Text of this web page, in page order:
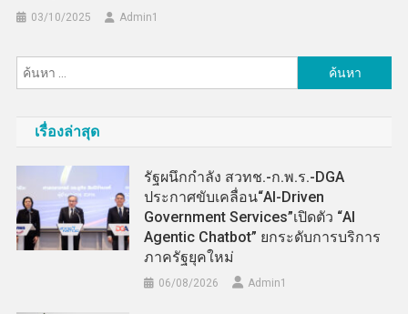
03/10/2025 Admin​1
สำหรับ:
เรื่องล่าสุด
รัฐผนึกกำลัง สวทช.-ก.พ.ร.-DGA
ประกาศขับเคลื่อน“AI-Driven
Government Services”เปิดตัว “AI
Agentic Chatbot” ยกระดับการบริการ
ภาครัฐยุคใหม่
06/08/2026 Admin​1